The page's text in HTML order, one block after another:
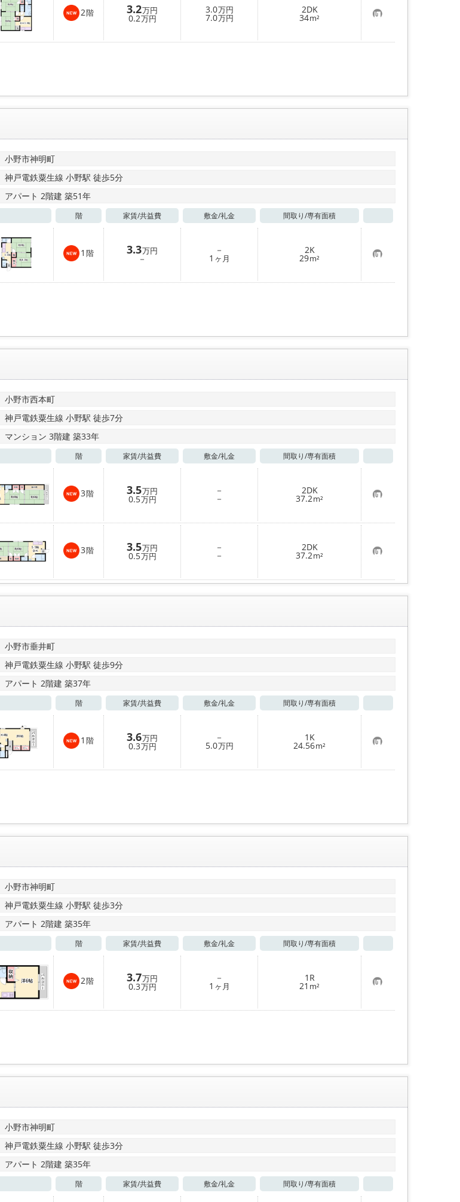
2階 3.2万円
0.2万円
3.0万円
7.0万円
2DK
34m² お
気
に
入
小野市神明町
神戸電鉄粟生線 小野駅 徒歩5分
アパート 2階建 築51年
階 家賃/共益費 敷金/礼金 間取り/専有面積
1 階 3.3万円
－
－
1 ヶ月
2K
29m² お
気
に
入
小野市西本町
神戸電鉄粟生線 小野駅 徒歩7分
マンション 3階建 築33年
階 家賃/共益費 敷金/礼金 間取り/専有面積
3階 3.5万円
0.5万円
－
－
2DK
37.2m² お
気
に
入
り
登
録
3階 3.5万円
0.5万円
－
－
2DK
37.2m² お
気
に
入
登
小野市垂井町
神戸電鉄粟生線 小野駅 徒歩9分
アパート 2階建 築37年
階 家賃/共益費 敷金/礼金 間取り/専有面積
1 階 3.6万円
0.3万円
－
5.0万円
1K
24.56m² お
気
に
入
小野市神明町
神戸電鉄粟生線 小野駅 徒歩3分
アパート 2階建 築35年
階 家賃/共益費 敷金/礼金 間取り/専有面積
2階 3.7万円
0.3万円
－
1 ヶ月
1R
21 m² お
気
に
入
小野市神明町
神戸電鉄粟生線 小野駅 徒歩3分
アパート 2階建 築35年
階 家賃/共益費 敷金/礼金 間取り/専有面積